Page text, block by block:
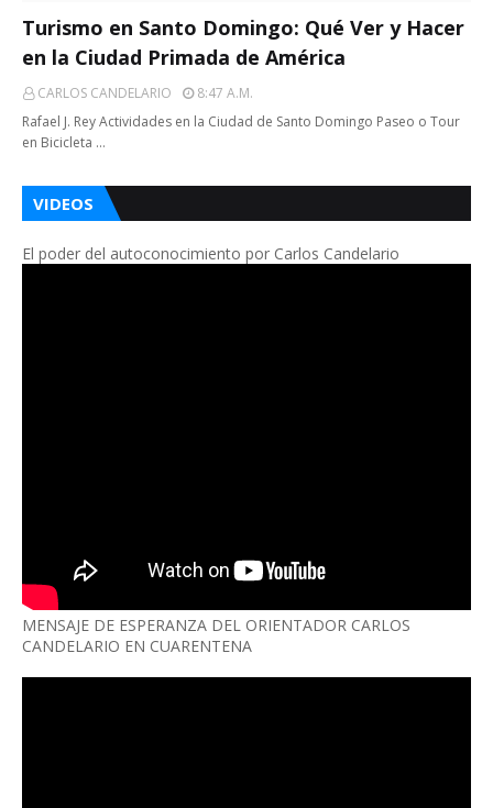
Turismo en Santo Domingo: Qué Ver y Hacer
en la Ciudad Primada de América
CARLOS CANDELARIO
8:47 A.m.
Rafael J. Rey Actividades en la Ciudad de Santo Domingo Paseo o Tour
en Bicicleta …
VIDEOS
El poder del autoconocimiento por Carlos Candelario
MENSAJE DE ESPERANZA DEL ORIENTADOR CARLOS
CANDELARIO EN CUARENTENA